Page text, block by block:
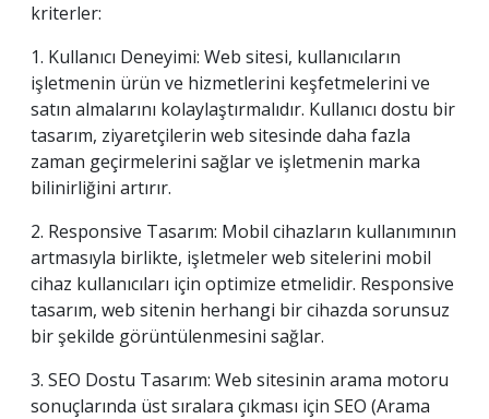
kriterler:
1. Kullanıcı Deneyimi: Web sitesi, kullanıcıların
işletmenin ürün ve hizmetlerini keşfetmelerini ve
satın almalarını kolaylaştırmalıdır. Kullanıcı dostu bir
tasarım, ziyaretçilerin web sitesinde daha fazla
zaman geçirmelerini sağlar ve işletmenin marka
bilinirliğini artırır.
2. Responsive Tasarım: Mobil cihazların kullanımının
artmasıyla birlikte, işletmeler web sitelerini mobil
cihaz kullanıcıları için optimize etmelidir. Responsive
tasarım, web sitenin herhangi bir cihazda sorunsuz
bir şekilde görüntülenmesini sağlar.
3. SEO Dostu Tasarım: Web sitesinin arama motoru
sonuçlarında üst sıralara çıkması için SEO (Arama